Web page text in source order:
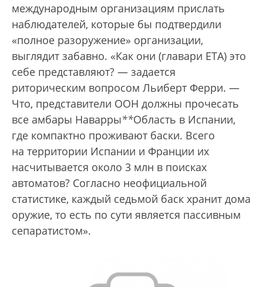
международным организациям прислать
наблюдателей, которые бы подтвердили
«полное разоружение» организации,
выглядит забавно. «Как они (главари ETA) это
себе представляют? — задается
риторическим вопросом Льиберт Ферри. —
Что, представители ООН должны прочесать
все амбары Наварры**Область в Испании,
где компактно проживают баски. Всего
на территории Испании и Франции их
насчитывается около 3 млн в поисках
автоматов? Согласно неофициальной
статистике, каждый седьмой баск хранит дома
оружие, то есть по сути является пассивным
сепаратистом».